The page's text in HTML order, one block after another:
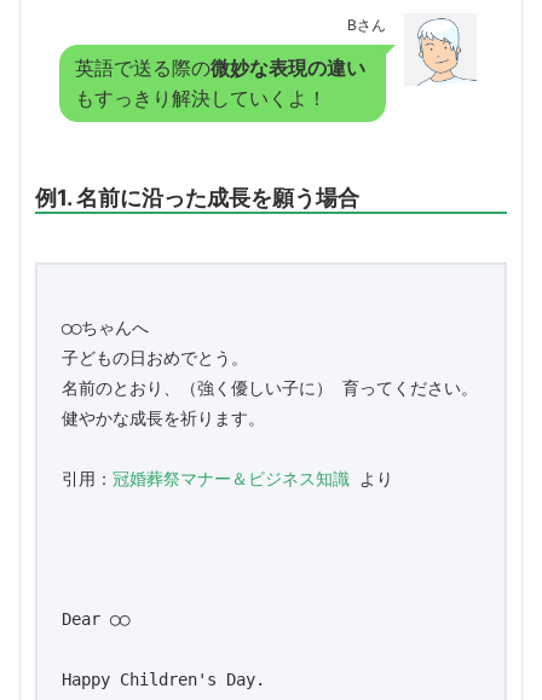
Bさん
英語で送る際の微妙な表現の違い
もすっきり解決していくよ！
例1. 名前に沿った成長を願う場合
◯◯ちゃんへ
子どもの日おめでとう。
名前のとおり、（強く優しい子に） 育ってください。
健やかな成長を祈ります。
引用： 冠婚葬祭マナー＆ビジネス知識 より
Dear ◯◯
Happy Children's Day.